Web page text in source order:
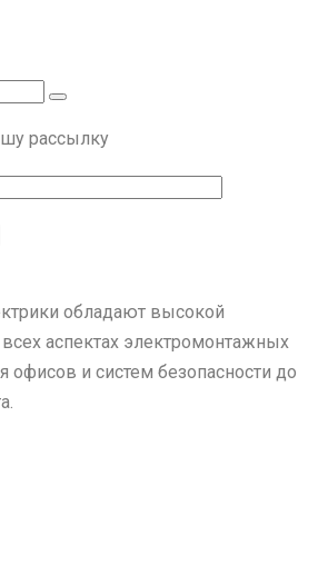
рассылку
обладают высокой
аспектах электромонтажных
офисов и систем безопасности до